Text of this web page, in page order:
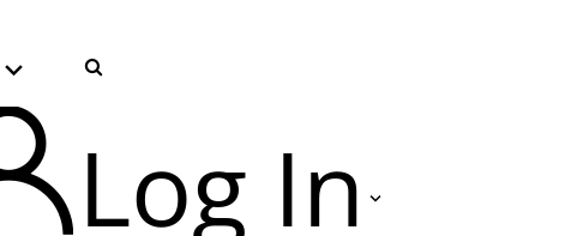
Log In